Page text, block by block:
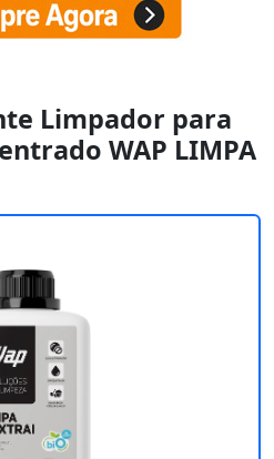
Limpador para
WAP LIMPA